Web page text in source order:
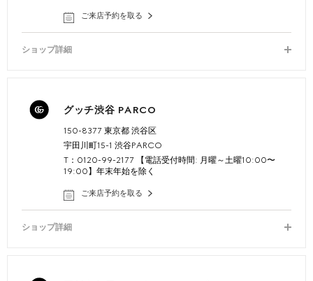
ご来店予約を取る
ショップ詳細
グッチ渋谷 PARCO
150-8377 東京都 渋谷区
宇田川町15-1 渋谷PARCO
T：0120-99-2177 【電話受付時間: 月曜～土曜10:00〜
19:00】年末年始を除く
ご来店予約を取る
ショップ詳細